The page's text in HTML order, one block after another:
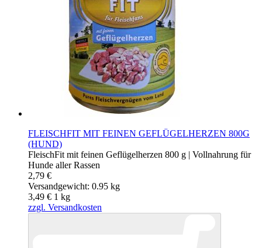
FLEISCHFIT MIT FEINEN GEFLÜGELHERZEN 800G
(HUND)
FleischFit mit feinen Geflügelherzen 800 g | Vollnahrung für
Hunde aller Rassen
2,79 €
Versandgewicht: 0.95 kg
3,49 € 1 kg
zzgl. Versandkosten